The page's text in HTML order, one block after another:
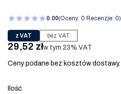
0.00(Oceny: 0 Recenzje: 0)
z VAT bez VAT
Cena
29,52 złw tym 23% VAT
w tym 23% VAT
Ceny podane bez kosztów dostawy.
Ilość